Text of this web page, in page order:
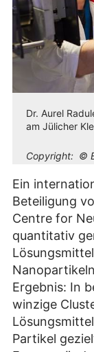
Dr. Aurel
am Jülicher
Copyright: ©
Ein
Beteiligung
Centre for
quantitativ
Ergebnis: In
winzige
Partikel